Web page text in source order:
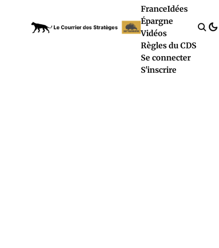
FranceIdées
Épargne
Vidéos
Règles du CDS
Se connecter
S'inscrire